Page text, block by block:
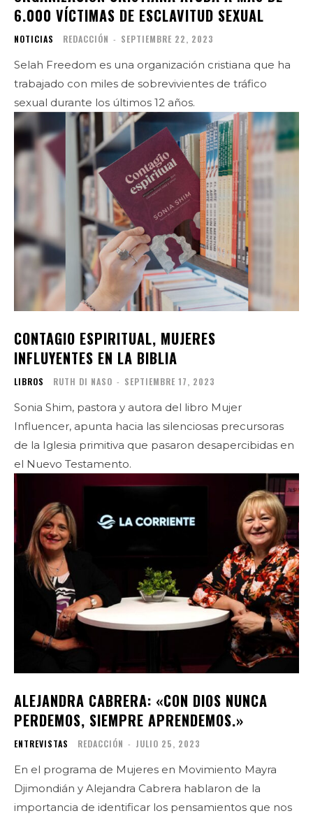
6.000 VÍCTIMAS DE ESCLAVITUD SEXUAL
NOTICIAS REDACCIÓN - SEPTIEMBRE 22, 2023
Selah Freedom es una organización cristiana que ha
trabajado con miles de sobrevivientes de tráfico
sexual durante los últimos 12 años.
CONTAGIO ESPIRITUAL, MUJERES
INFLUYENTES EN LA BIBLIA
LIBROS RUTH DI NASO - SEPTIEMBRE 17, 2023
Sonia Shim, pastora y autora del libro Mujer
Influencer, apunta hacia las silenciosas precursoras
de la Iglesia primitiva que pasaron desapercibidas en
el Nuevo Testamento.
ALEJANDRA CABRERA: «CON DIOS NUNCA
PERDEMOS, SIEMPRE APRENDEMOS.»
ENTREVISTAS REDACCIÓN - JULIO 25, 2023
En el programa de Mujeres en Movimiento Mayra
Djimondián y Alejandra Cabrera hablaron de la
importancia de identificar los pensamientos que nos